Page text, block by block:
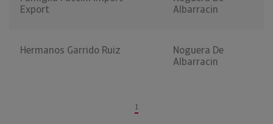
Export
Albarracin
Hermanos Garrido Ruiz
Noguera De
Albarracin
1